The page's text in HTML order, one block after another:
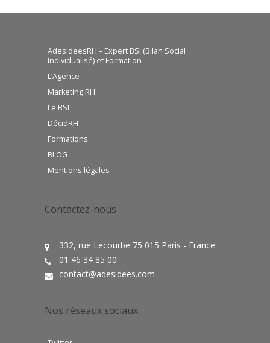
AdesideesRH – Expert BSI (Bilan Social
Individualisé) et Formation
L’Agence
Marketing RH
Le BSI
DécidRH
Formations
BLOG
Mentions légales
Contactez-nous
332, rue Lecourbe 75 015 Paris - France
01 46 34 85 00
contact@adesidees.com
Nos réseaux sociaux